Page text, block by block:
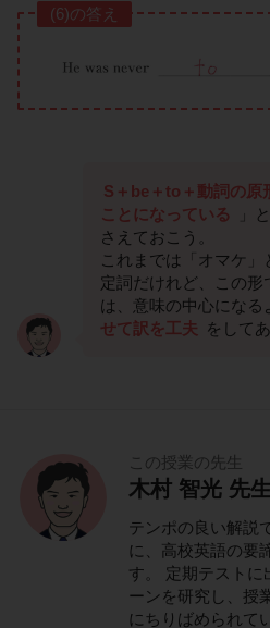
(6)の答え
S＋be＋to＋動詞の原
ことになっている
」
さえておこう。
これまでは「オマケ
定詞だけれど、この形
は、意味の中心になる
せて訳を工夫 をして
この授業の先生
木村 智光 先生
テンポの良い解説
に、高校英語の要
す。 定期テストに
ーンを研究し、授
にちりばめられて